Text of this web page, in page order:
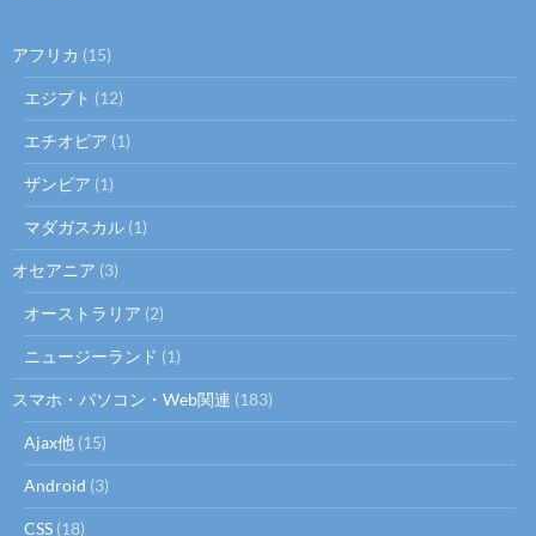
アフリカ (15)
エジプト (12)
エチオピア (1)
ザンビア (1)
マダガスカル (1)
オセアニア (3)
オーストラリア (2)
ニュージーランド (1)
スマホ・パソコン・Web関連 (183)
Ajax他 (15)
Android (3)
CSS (18)